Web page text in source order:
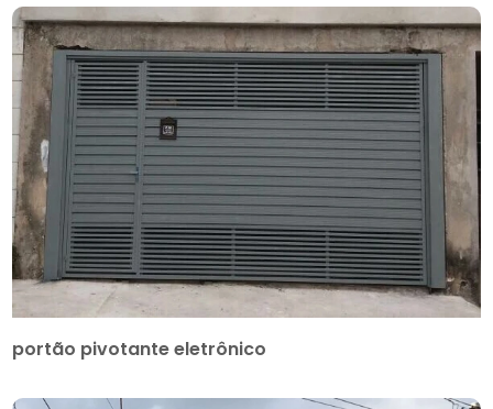
portão pivotante eletrônico